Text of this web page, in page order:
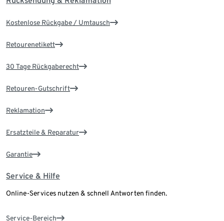
Kostenlose Rückgabe / Umtausch
Retourenetikett
30 Tage Rückgaberecht
Retouren-Gutschrift
Reklamation
Ersatzteile & Reparatur
Garantie
Service & Hilfe
Online-Services nutzen & schnell Antworten finden.
Service-Bereich